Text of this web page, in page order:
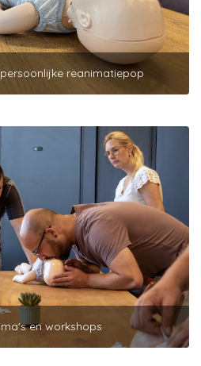
reanimatiepop
en workshops